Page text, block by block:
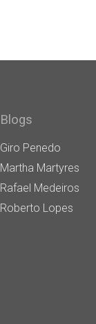
Blogs
Giro Penedo
Martha Martyres
Rafael Medeiros
Roberto Lopes